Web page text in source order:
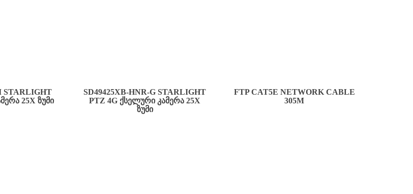
STARLIGHT
25X ᲖᲣᲛᲘ
SD49425XB-HNR-G STARLIGHT
PTZ 4G ᲥᲡᲔᲚᲣᲠᲘ ᲙᲐᲛᲔᲠᲐ 25X
ᲖᲣᲛᲘ
FTP CAT5E NETWORK CABLE
305M